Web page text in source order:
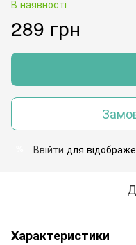
В наявності
289 грн
Ввійти для
Характеристики